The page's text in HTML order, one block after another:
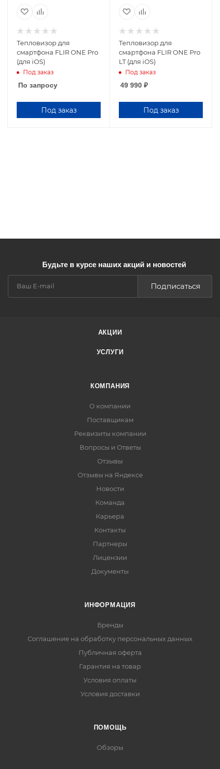
чувствительность,
8-14
Тепловизор для
смартфона FLIR ONE Pro
(для iOS)
Под заказ
По запросу
Под заказ
чувствительность,
8-14
Угол обзора, град
50x38
Тепловизор для
смартфона FLIR ONE Pro
LT (для iOS)
Под заказ
49 990 ₽
Под заказ
Будьте в курсе наших акций и новостей
Подписаться
АКЦИИ
УСЛУГИ
КОМПАНИЯ
О компании
Поставщикам
Реквизиты компании
Вопросы и Ответы
Отзывы
Отзывы на Яндексе
Новости
Команда
Карьера
Контакты
Партнеры
Лицензии
Документы
ИНФОРМАЦИЯ
Бренды
Соглашение на обработку персональных данных
Публичная оферта
Гарантия на товар
Условия оплаты
Условия доставки
ПОМОЩЬ
Обзоры